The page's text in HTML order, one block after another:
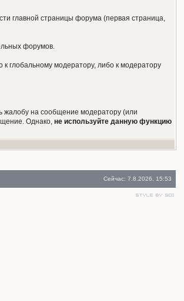
главной страницы форума (первая страница,
форумов.
глобальному модератору, либо к модератору
жалобу на сообщение модератору (или
Однако,не используйте данную функцию
Сейчас: 7.8.2026, 15:53